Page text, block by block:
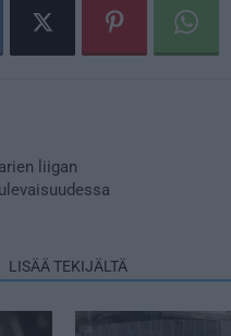
liigan
LISÄÄ TEKIJÄLTÄ